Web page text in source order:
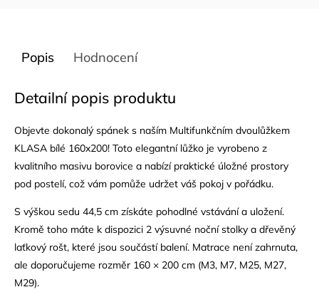
Popis Hodnocení
Detailní popis produktu
Objevte dokonalý spánek s naším Multifunkčním dvoulůžkem
KLASA bílé 160x200! Toto elegantní lůžko je vyrobeno z
kvalitního masivu borovice a nabízí praktické úložné prostory
pod postelí, což vám pomůže udržet váš pokoj v pořádku.
S výškou sedu 44,5 cm získáte pohodlné vstávání a uložení.
Kromě toho máte k dispozici 2 výsuvné noční stolky a dřevěný
laťkový rošt, které jsou součástí balení. Matrace není zahrnuta,
ale doporučujeme rozměr 160 × 200 cm (M3, M7, M25, M27,
M29).